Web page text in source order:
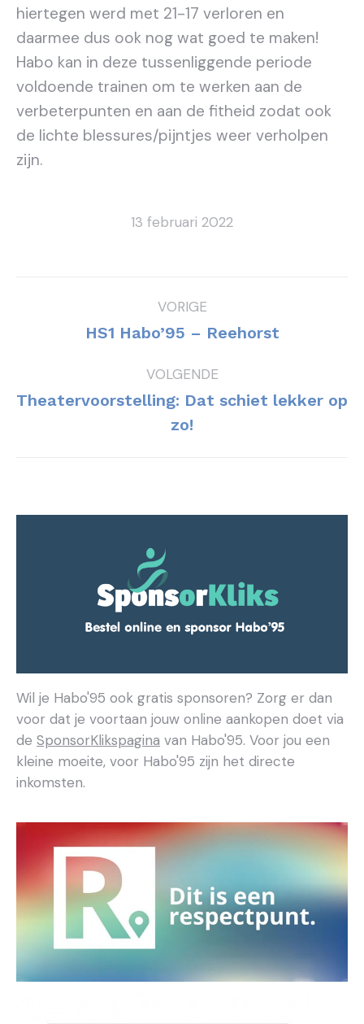
hiertegen werd met 21-17 verloren en
daarmee dus ook nog wat goed te maken!
Habo kan in deze tussenliggende periode
voldoende trainen om te werken aan de
verbeterpunten en aan de fitheid zodat ook
de lichte blessures/pijntjes weer verholpen
zijn.
13 februari 2022
navigatie
VORIGE
Vorig
HS1 Habo’95 – Reehorst
VOLGENDE
Volgend
bericht
Theatervoorstelling: Dat schiet lekker op
zo!
Wil je Habo'95 ook gratis sponsoren? Zorg er dan
voor dat je voortaan jouw online aankopen doet via
de SponsorKlikspagina van Habo'95. Voor jou een
kleine moeite, voor Habo'95 zijn het directe
inkomsten.